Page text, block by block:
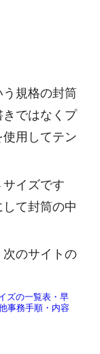
規格の封筒
ではなくプ
用してテン
イズです
て封筒の中
のサイトの
ズの一覧表・早
事務手順・内容